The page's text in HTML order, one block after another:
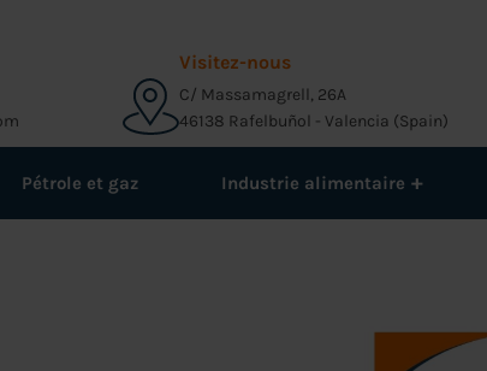
Visitez-nous
C/ Massamagrell, 26A
46138 Rafelbuñol - Valencia (Spain)
Pétrole et gaz Industrie alimentaire +